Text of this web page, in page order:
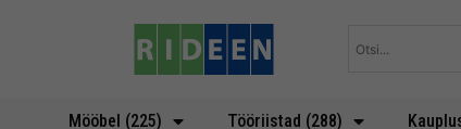
Mööbel (225) Tööriistad (288)